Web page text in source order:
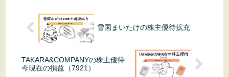
雪国まいたけの株主優待拡充
TAKARA&COMPANYの株主優待
今現在の損益（7921）